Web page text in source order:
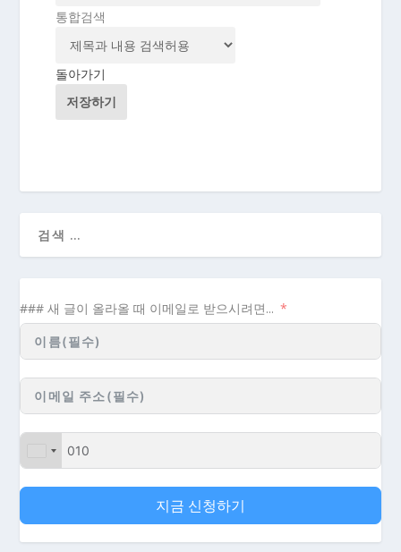
통합검색
돌아가기
저장하기
### 새 글이 올라올 때 이메일로 받으시려면...
지금 신청하기